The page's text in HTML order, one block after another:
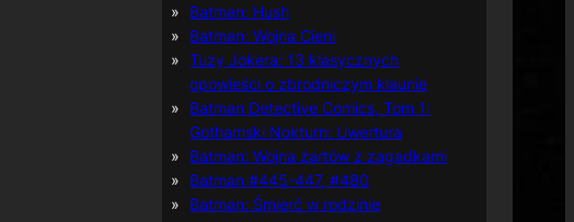
Batman: Hush
Batman: Wojna Cieni
Tuzy Jokera: 13 klasycznych
opowieści o zbrodniczym klaunie
Batman Detective Comics, Tom 1:
Gothamski Nokturn: Uwertura
Batman: Wojna żartów z zagadkami
Batman #445-447, #480
Batman: Śmierć w rodzinie